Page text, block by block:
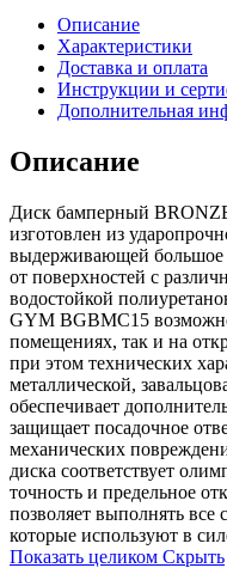
Описание
Характеристики
Доставка и оплата
Инструкции и
Дополнительная
Описание
Диск бамперный
изготовлен из
выдерживающей большое
от поверхностей с
водостойкой
GYM BGBMC15
помещениях, так и на
при этом технических
металлической,
обеспечивает
защищает посадочное
механических
диска соответствует
точность и предельное
позволяет выполнять все
которые используют в
Показать целиком Скрыть